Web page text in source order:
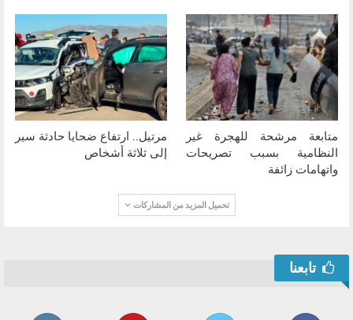
متابعة مرشحة للهجرة غير
النظامية بسبب تصريحات
واتهامات زائفة
مرتيل.. ارتفاع ضحايا حادثة سير
إلى ثلاثة أشخاص
تحميل المزيد من المشاركات
تابعنا